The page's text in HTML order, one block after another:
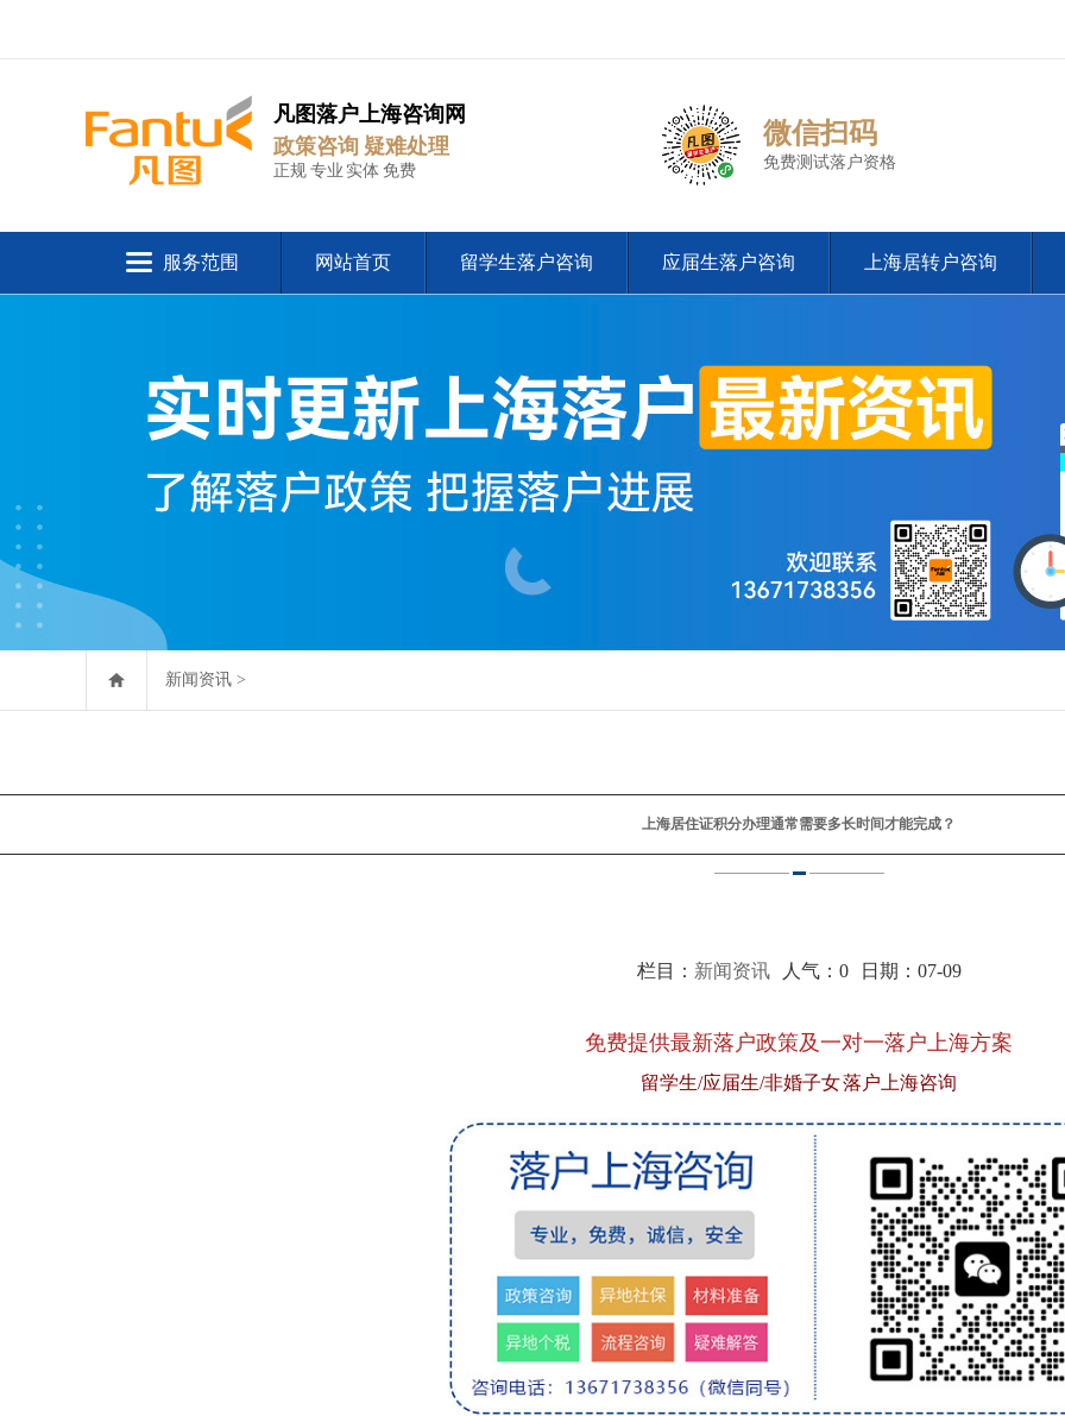
凡图落户上海咨询网
政策咨询 疑难处理
正规 专业 实体 免费
微信扫码
免费测试落户资格
服务范围 网站首页 留学生落户咨询 应届生落户咨询 上海居转户咨询
新闻资讯 >
上海居住证积分办理通常需要多长时间才能完成？
栏目： 新闻资讯人气： 0日期：07-09
免费提供最新落户政策及一对一落户上海方案
留学生/应届生/非婚子女 落户上海咨询